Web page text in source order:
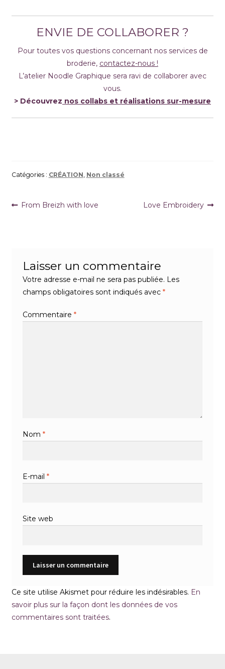
ENVIE DE COLLABORER ?
Pour toutes vos questions concernant nos services de
broderie, contactez-nous !
L’atelier Noodle Graphique sera ravi de collaborer avec
vous.
> Découvrez nos collabs et réalisations sur-mesure
Catégories : CRÉATION Non classé
Navigation
Article
From Breizh with love
Article
Love Embroidery
Laisser un commentaire
Votre adresse e-mail ne sera pas publiée. Les
champs obligatoires sont indiqués avec*
Commentaire*
Nom*
E-mail*
Site web
Ce site utilise Akismet pour réduire les indésirables. En
savoir plus sur la façon dont les données de vos
commentaires sont traitées.